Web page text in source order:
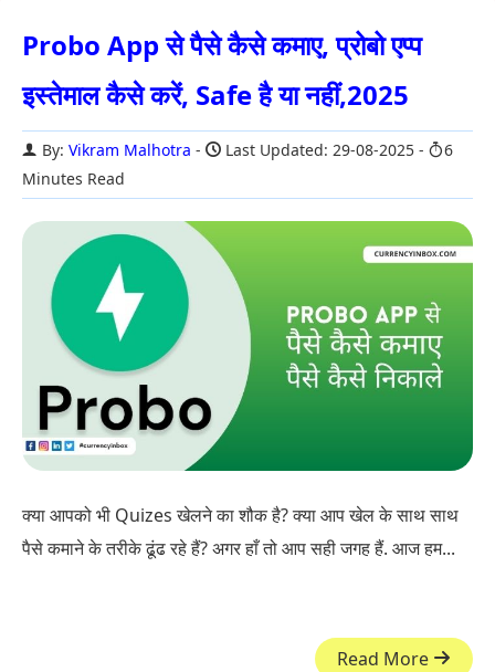
Probo App से पैसे कैसे कमाए, प्रोबो एप्प
इस्तेमाल कैसे करें, Safe है या नहीं,2025
By: Vikram Malhotra Last Updated: 29-08-2025
6
Minutes Read
क्या आपको भी Quizes खेलने का शौक है? क्या आप खेल के साथ साथ
पैसे कमाने के तरीके ढूंढ रहे हैं? अगर हाँ तो आप सही जगह हैं. आज हम...
Read More